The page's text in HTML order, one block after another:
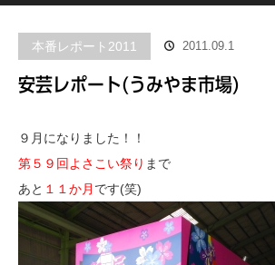
本番レポート2011 2011.09.1
安芸レポート(うみやま市場)
９月になりました！！
第５９回よさこい祭り まで
あと １１か月 です(笑)